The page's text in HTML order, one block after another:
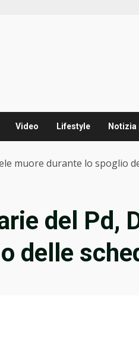
Video Lifestyle Notizia
muore durante lo spoglio
del Pd,
delle